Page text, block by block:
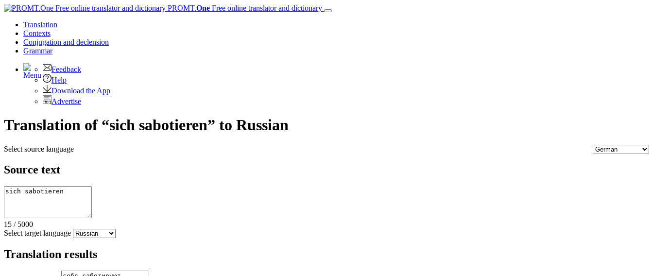
PROMT.One Free online translator and dictionary
Translation
Contexts
Conjugation and declension
Grammar
Feedback
Help
Download the App
Advertise
Translation of “sich sabotieren” to Russian
Select source language
Source text
15 / 5000
Select target language
Translation results